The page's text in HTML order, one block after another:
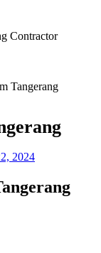
Contractor
Tangerang
2024